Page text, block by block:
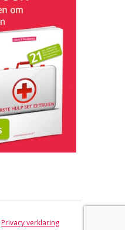
Privacy verklaring